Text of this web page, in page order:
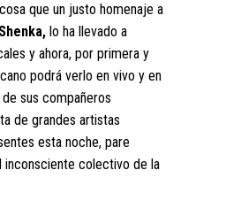
que un justo homenaje a
lo ha llevado a
y ahora, por primera y
podrá verlo en vivo y en
sus compañeros
de grandes artistas
esta noche, pare
colectivo de la